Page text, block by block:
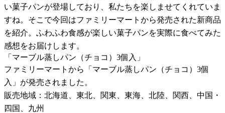
い菓子パンが登場しており、私たちを楽しませてくれていま
すね。そこで今回はファミリーマートから発売された新商品
を紹介。ふわふわ食感が楽しい菓子パンを実際に食べてみた
感想をお届けします。
「マーブル蒸しパン（チョコ）3個入」
ファミリーマートから「マーブル蒸しパン（チョコ）3個
入」が発売されました。
販売地域：北海道、東北、関東、東海、北陸、関西、中国・
四国、九州